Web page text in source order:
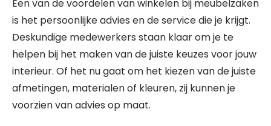
Een van de voordelen van winkelen bij meubelzaken
is het persoonlijke advies en de service die je krijgt.
Deskundige medewerkers staan klaar om je te
helpen bij het maken van de juiste keuzes voor jouw
interieur. Of het nu gaat om het kiezen van de juiste
afmetingen, materialen of kleuren, zij kunnen je
voorzien van advies op maat.